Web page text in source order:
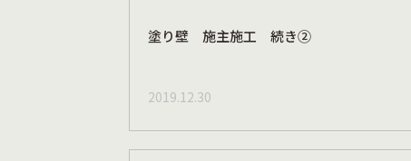
塗り壁 施主施工 続き②
2019.12.30